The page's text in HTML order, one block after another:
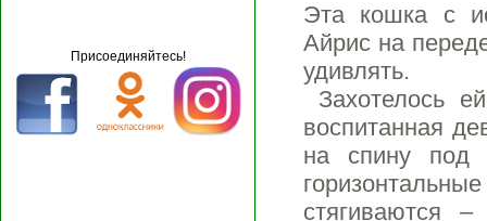
Присоединяйтесь!
Эта кошка с
Айрис на
удивлять.
Захотелось
воспитанная
на спину под
стягиваются